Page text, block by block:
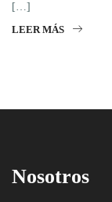
[…]
LEER MÁS
Nosotros